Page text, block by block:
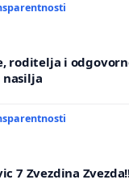
roditelja i
7 Zvezdina